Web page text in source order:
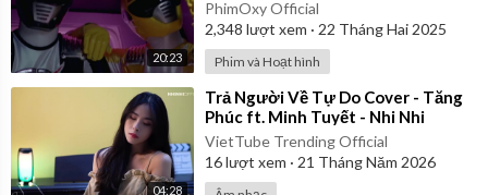
20:23
PhimOxy Official
2,348 lượt xem · 22 Tháng Hai 2025
Phim và Hoạt hình
04:28
⁣Trả Người Về Tự Do Cover - Tăng
Phúc ft. Minh Tuyết - Nhi Nhi
VietTube Trending Official
16lượt xem · 21 Tháng Năm 2026